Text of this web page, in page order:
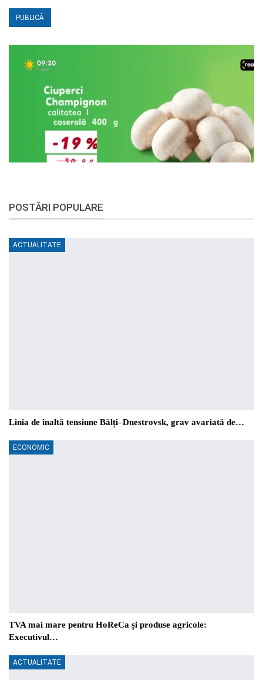
POSTĂRI POPULARE
ACTUALITATE
Linia de înaltă tensiune Bălți–Dnestrovsk, grav avariată de…
ECONOMIC
TVA mai mare pentru HoReCa și produse agricole:
Executivul…
ACTUALITATE